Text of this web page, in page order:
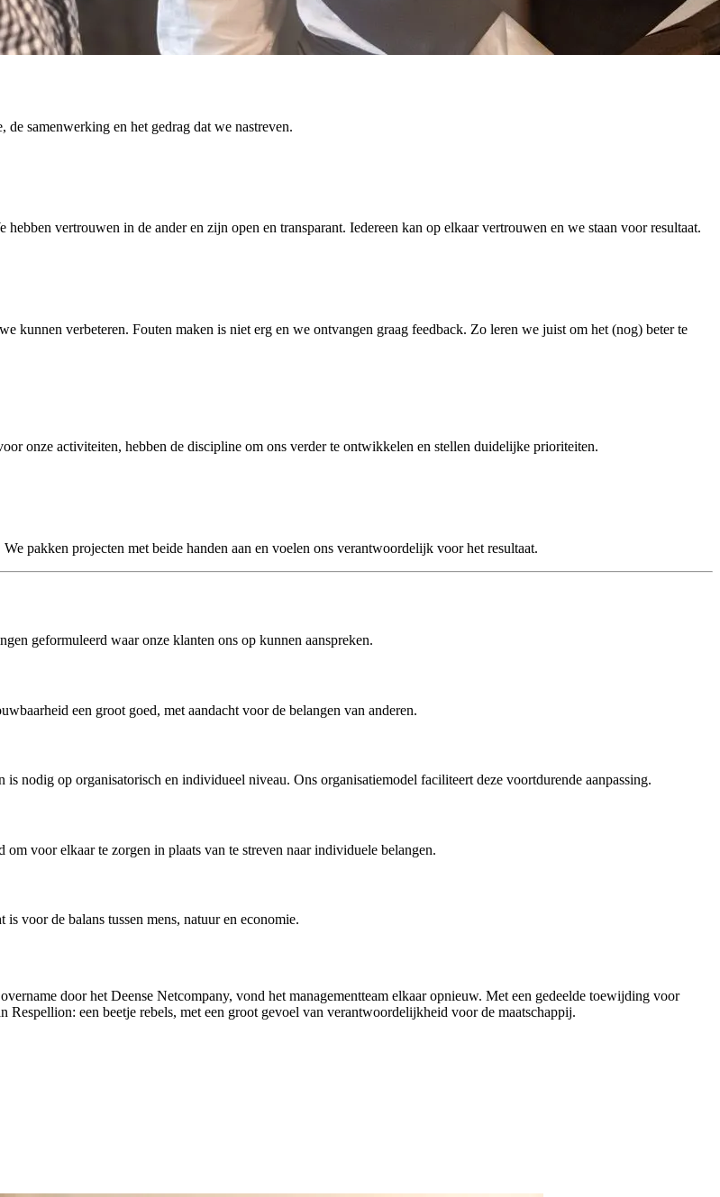
samenwerking en het gedrag dat we nastreven.
vertrouwen in de ander en zijn open en transparant. Iedereen kan op elkaar vertrouwen en we staan voor resultaat.
kunnen verbeteren. Fouten maken is niet erg en we ontvangen graag feedback. Zo leren we juist om het (nog) beter te
onze activiteiten, hebben de discipline om ons verder te ontwikkelen en stellen duidelijke prioriteiten.
pakken projecten met beide handen aan en voelen ons verantwoordelijk voor het resultaat.
geformuleerd waar onze klanten ons op kunnen aanspreken.
een groot goed, met aandacht voor de belangen van anderen.
nodig op organisatorisch en individueel niveau. Ons organisatiemodel faciliteert deze voortdurende aanpassing.
voor elkaar te zorgen in plaats van te streven naar individuele belangen.
voor de balans tussen mens, natuur en economie.
door het Deense Netcompany, vond het managementteam elkaar opnieuw. Met een gedeelde toewijding voor
een beetje rebels, met een groot gevoel van verantwoordelijkheid voor de maatschappij.